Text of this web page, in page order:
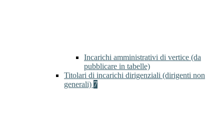
Incarichi amministrativi di vertice (da
pubblicare in tabelle)
Titolari di incarichi dirigenziali (dirigenti non
generali) 7